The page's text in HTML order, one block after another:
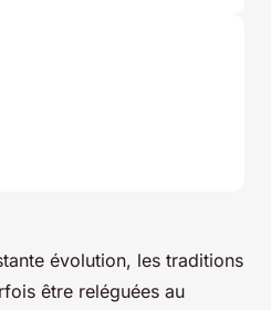
évolution, les traditions
être reléguées au